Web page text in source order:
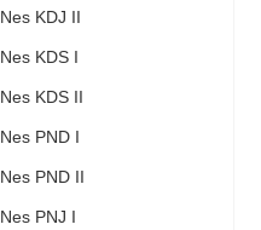
Nes KDJ II
Nes KDS I
Nes KDS II
Nes PND I
Nes PND II
Nes PNJ I